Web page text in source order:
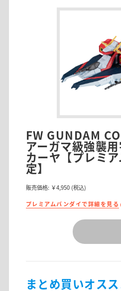
FW GUNDAM
アーガマ級強襲
カーヤ【プレミ
定】
販売価格: ￥4,950 (税込)
プレミアムバンダイで詳細を見る
まとめ買いオス